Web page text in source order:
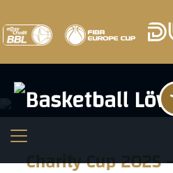
Charity Cup 2025